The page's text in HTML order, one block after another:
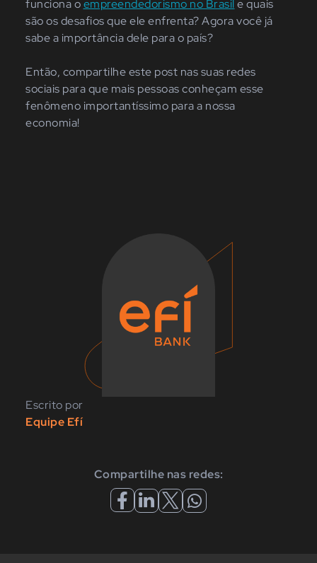
funciona oempreendedorismo no Brasile quais
são os desafios que ele enfrenta? Agora você já
sabe a importância dele para o país?
Então, compartilhe este post nas suas redes
sociais para que mais pessoas conheçam esse
fenômeno importantíssimo para a nossa
economia!
Escrito por
Equipe Efí
Compartilhe nas redes: